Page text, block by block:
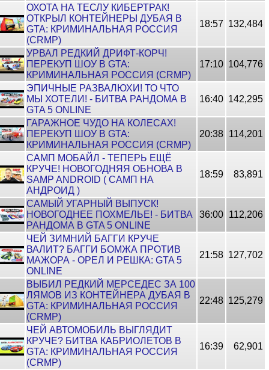
ОХОТА НА ТЕСЛУ КИБЕРТРАК!
ОТКРЫЛ КОНТЕЙНЕРЫ ДУБАЯ В
GTA: КРИМИНАЛЬНАЯ РОССИЯ
(CRMP)
18:57 132,484
УРВАЛ РЕДКИЙ ДРИФТ-КОРЧ!
ПЕРЕКУП ШОУ В GTA:
КРИМИНАЛЬНАЯ РОССИЯ (CRMP)
17:10 104,776
ЭПИЧНЫЕ РАЗВАЛЮХИ! ТО ЧТО
МЫ ХОТЕЛИ! - БИТВА РАНДОМА В
GTA 5 ONLINE
16:40 142,295
ГАРАЖНОЕ ЧУДО НА КОЛЕСАХ!
ПЕРЕКУП ШОУ В GTA:
КРИМИНАЛЬНАЯ РОССИЯ (CRMP)
20:38 114,201
САМП МОБАЙЛ - ТЕПЕРЬ ЕЩЁ
КРУЧЕ! НОВОГОДНЯЯ ОБНОВА В
SAMP ANDROID ( САМП НА
АНДРОИД )
18:59 83,891
САМЫЙ УГАРНЫЙ ВЫПУСК!
НОВОГОДНЕЕ ПОХМЕЛЬЕ! - БИТВА
РАНДОМА В GTA 5 ONLINE
36:00 112,206
ЧЕЙ ЗИМНИЙ БАГГИ КРУЧЕ
ВАЛИТ? БАГГИ БОМЖА ПРОТИВ
МАЖОРА - ОРЕЛ И РЕШКА: GTA 5
ONLINE
21:58 127,702
ВЫБИЛ РЕДКИЙ МЕРСЕДЕС ЗА 100
ЛЯМОВ ИЗ КОНТЕЙНЕРА ДУБАЯ В
GTA: КРИМИНАЛЬНАЯ РОССИЯ
(CRMP)
22:48 125,279
ЧЕЙ АВТОМОБИЛЬ ВЫГЛЯДИТ
КРУЧЕ? БИТВА КАБРИОЛЕТОВ В
GTA: КРИМИНАЛЬНАЯ РОССИЯ
(CRMP)
16:39 62,901